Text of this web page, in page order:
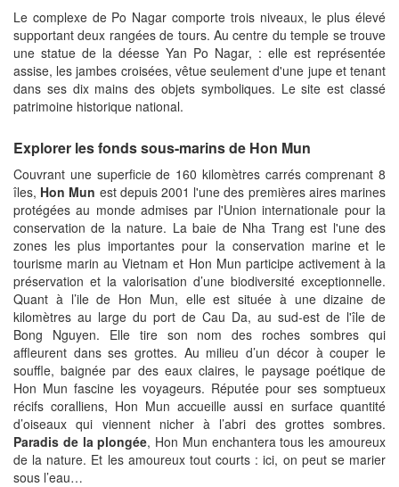
Le complexe de Po Nagar comporte trois niveaux, le plus élevé
supportant deux rangées de tours. Au centre du temple se trouve
une statue de la déesse Yan Po Nagar, : elle est représentée
assise, les jambes croisées, vêtue seulement d'une jupe et tenant
dans ses dix mains des objets symboliques. Le site est classé
patrimoine historique national.
Explorer les fonds sous-marins de Hon Mun
Couvrant une superficie de 160 kilomètres carrés comprenant 8
îles, Hon Mun est depuis 2001 l'une des premières aires marines
protégées au monde admises par l'Union internationale pour la
conservation de la nature. La baie de Nha Trang est l'une des
zones les plus importantes pour la conservation marine et le
tourisme marin au Vietnam et Hon Mun participe activement à la
préservation et la valorisation d’une biodiversité exceptionnelle.
Quant à l’ile de Hon Mun, elle est située à une dizaine de
kilomètres au large du port de Cau Da, au sud-est de l'île de
Bong Nguyen. Elle tire son nom des roches sombres qui
affleurent dans ses grottes. Au milieu d’un décor à couper le
souffle, baignée par des eaux claires, le paysage poétique de
Hon Mun fascine les voyageurs. Réputée pour ses somptueux
récifs coralliens, Hon Mun accueille aussi en surface quantité
d’oiseaux qui viennent nicher à l’abri des grottes sombres.
Paradis de la plongée, Hon Mun enchantera tous les amoureux
de la nature. Et les amoureux tout courts : ici, on peut se marier
sous l’eau…